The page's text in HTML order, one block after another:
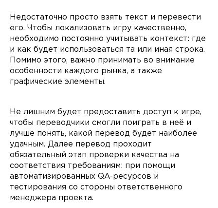
Недостаточно просто взять текст и перевести
его. Чтобы локализовать игру качественно,
необходимо постоянно учитывать контекст: где
и как будет использоваться та или иная строка.
Помимо этого, важно принимать во внимание
особенности каждого рынка, а также
графические элементы.
Не лишним будет предоставить доступ к игре,
чтобы переводчики смогли поиграть в неё и
лучше понять, какой перевод будет наиболее
удачным. Далее перевод проходит
обязательный этап проверки качества на
соответствия требованиям: при помощи
автоматизированных QA-ресурсов и
тестирования со стороны ответственного
менеджера проекта.